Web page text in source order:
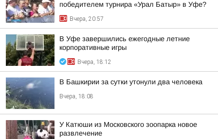
победителем турнира «Урал Батыр» в Уфе?
Вчера, 20:57
В Уфе завершились ежегодные летние
корпоративные игры
Вчера, 18:12
В Башкирии за сутки утонули два человека
Вчера, 18:08
У Катюши из Московского зоопарка новое
развлечение